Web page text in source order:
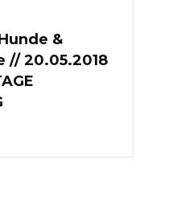
&
// 20.05.2018